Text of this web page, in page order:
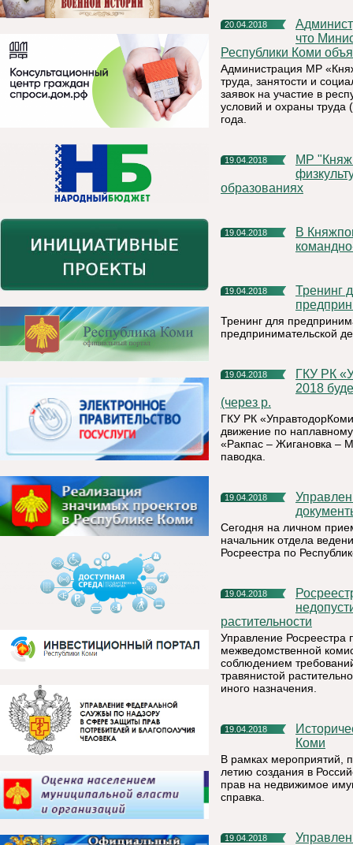
20.04.2018
Администрация МР «Княжпогостский» доводит до сведения,
что
Республики Коми
Администрация МР
труда, занятости и
заявок на участие в
условий и охраны труда
года.
19.04.2018
МР "Княжпогостский" в числе лучших по организации
образованиях
19.04.2018
В Княжпогостском районе прошли межведомственные
19.04.2018
Тренинг для предпринимателей и лиц, желающих заниматься
Тренинг для
предпринимательской
19.04.2018
ГКУ РК «УправтодорКоми» информирует, что с 17 апреля
2018
(через р.
ГКУ РК
движение по
«Ракпас – Жигановка –
паводка.
19.04.2018
Управление Росреестра по Республике Коми: как забрать
Сегодня на личном
начальник отдела
Росреестра по
19.04.2018
Росреестр предупреждает землевладельцев о
растительности
Управление Росреестра
межведомственной
соблюдением
травянистой
иного назначения.
19.04.2018
Историческая справка Управления Росреестра по Республике
Коми
В рамках мероприятий,
летию создания в
прав на недвижимое
справка.
19.04.2018 Управление Росреестра по Республике Коми: как поставить